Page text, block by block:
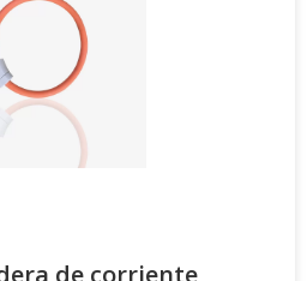
de corriente